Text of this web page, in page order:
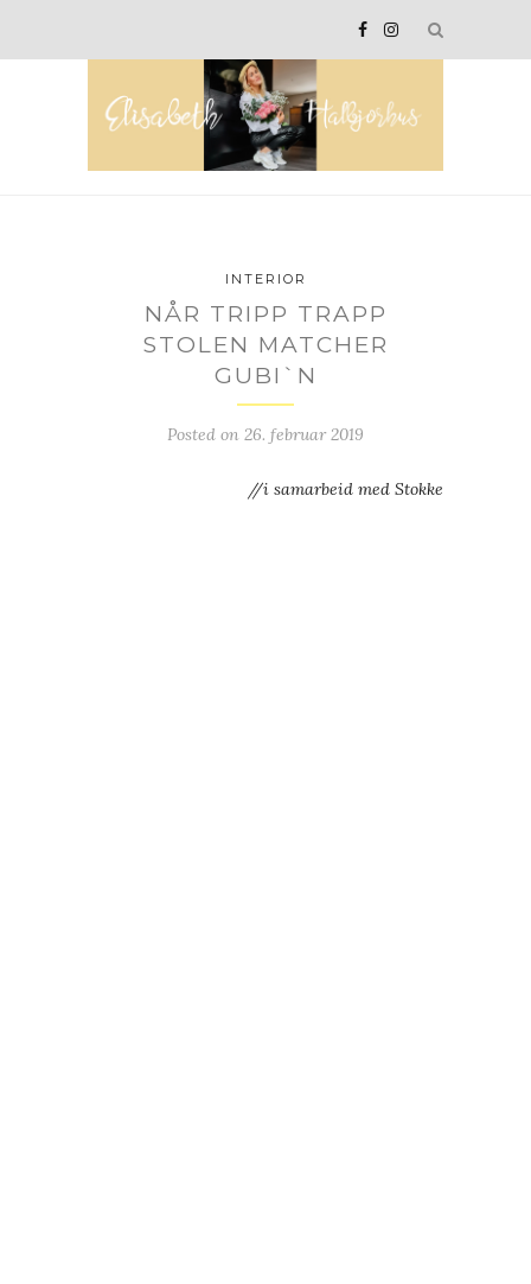
INTERIOR
NÅR TRIPP TRAPP
STOLEN MATCHER
GUBI`N
Posted on 26. februar 2019
//i samarbeid med Stokke